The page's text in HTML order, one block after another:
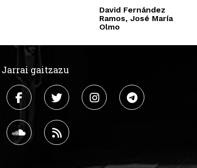
David Fernández
Ramos, José María
Olmo
Jarrai gaitzazu